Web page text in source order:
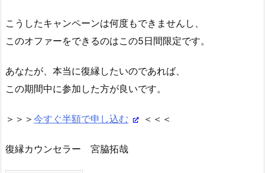
こうしたキャンペーンは何度もできませんし、
このオファーをできるのはこの5日間限定です。
あなたが、本当に復縁したいのであれば、
この期間中に参加した方が良いです。
＞＞＞ 今すぐ半額で申し込む ＜＜＜
復縁カウンセラー 宮脇拓哉